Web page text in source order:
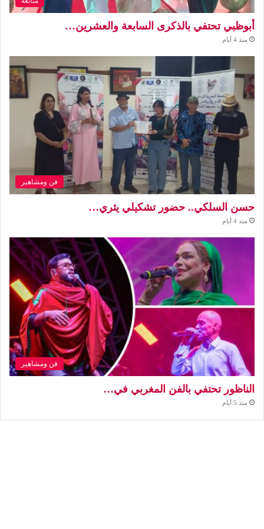
أبوظبي تحتفي بالذكرى السابعة والعشرين…
منذ 4 أيام
فن ومشاهير
حسن السلكي.. حضور تشكيلي يثري…
منذ 4 أيام
فن ومشاهير
الناظور تحتفي بالفن المغربي في…
منذ 5 أيام